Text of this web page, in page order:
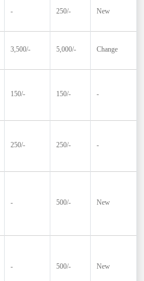
- 250/- New
3,500/- 5,000/- Change
150/- 150/- -
250/- 250/- -
- 500/- New
- 500/- New